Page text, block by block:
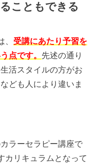
こともできる
受講にあたり予習を
点です。 先述の通り
活スタイルの方がお
ども人により違いま
ラーセラピー講座で
カリキュラムとなって